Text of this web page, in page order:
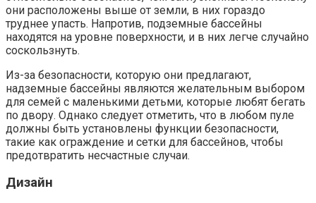
они расположены выше от земли, в них гораздо
труднее упасть. Напротив, подземные бассейны
находятся на уровне поверхности, и в них легче случайно
соскользнуть.
Из-за безопасности, которую они предлагают,
надземные бассейны являются желательным выбором
для семей с маленькими детьми, которые любят бегать
по двору. Однако следует отметить, что в любом пуле
должны быть установлены функции безопасности,
такие как ограждение и сетки для бассейнов, чтобы
предотвратить несчастные случаи.
Дизайн